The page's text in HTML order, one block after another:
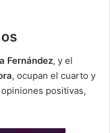
Fernández, y el
, ocupan el cuarto y
positivas,